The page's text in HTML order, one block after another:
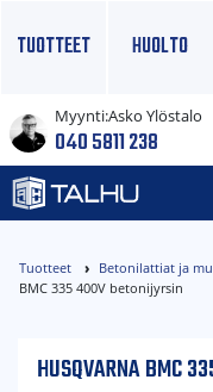
TUOTTEET HUOLTO
Myynti:Asko Ylöstalo
040 5811 238
Tuotteet Betonilattiat ja
BMC 335 400V betonijyrsin
HUSQVARNA BMC